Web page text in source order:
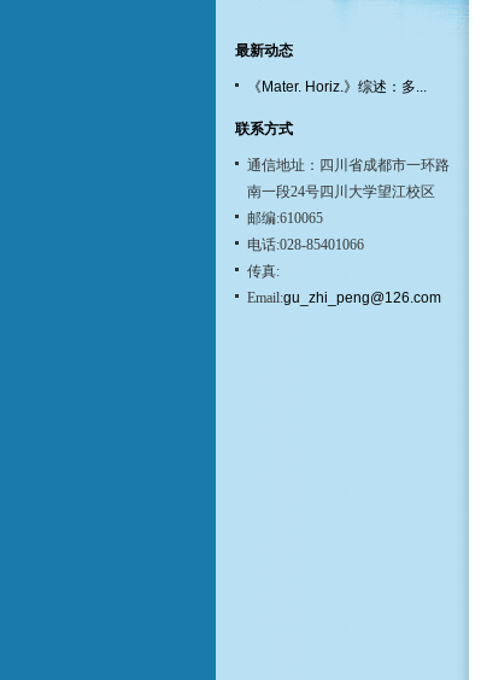
最新动态
《Mater. Horiz.》综述：多...
联系方式
通信地址：四川省成都市一环路
南一段24号四川大学望江校区
邮编:610065
电话:028-85401066
传真:
Email:gu_zhi_peng@126.com